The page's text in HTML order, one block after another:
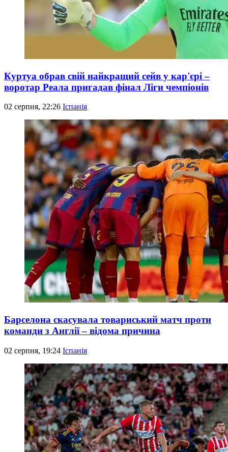
Куртуа обрав свій найкращий сейв у кар'єрі –
воротар Реала пригадав фінал Ліги чемпіонів
02 серпня, 22:26 Іспанія
Барселона скасувала товариський матч проти
команди з Англії – відома причина
02 серпня, 19:24 Іспанія